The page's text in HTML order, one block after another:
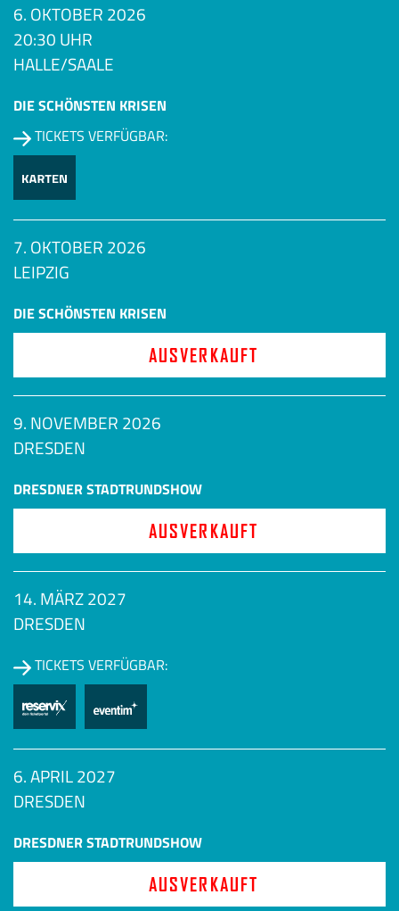
6. OKTOBER 2026
20:30 UHR
HALLE/SAALE
DIE SCHÖNSTEN KRISEN
TICKETS VERFÜGBAR:
7. OKTOBER 2026
LEIPZIG
DIE SCHÖNSTEN KRISEN
AUSVERKAUFT
9. NOVEMBER 2026
DRESDEN
DRESDNER STADTRUNDSHOW
AUSVERKAUFT
14. MÄRZ 2027
DRESDEN
TICKETS VERFÜGBAR:
6. APRIL 2027
DRESDEN
DRESDNER STADTRUNDSHOW
AUSVERKAUFT